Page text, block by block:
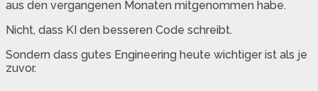
aus den vergangenen Monaten mitgenommen habe.
Nicht, dass KI den besseren Code schreibt.
Sondern dass gutes Engineering heute wichtiger ist als je
zuvor.